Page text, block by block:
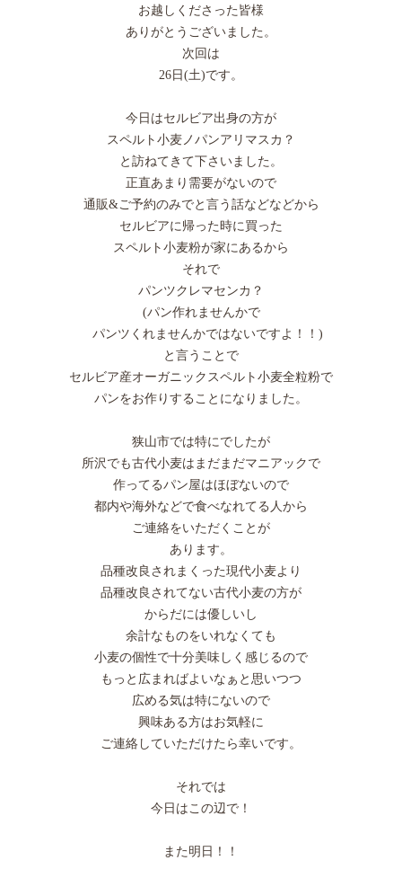
お越しくださった皆様
ありがとうございました。
次回は
26日(土)です。
今日はセルビア出身の方が
スペルト小麦ノパンアリマスカ？
と訪ねてきて下さいました。
正直あまり需要がないので
通販&ご予約のみでと言う話などなどから
セルビアに帰った時に買った
スペルト小麦粉が家にあるから
それで
パンツクレマセンカ？
(パン作れませんかで
パンツくれませんかではないですよ！！)
と言うことで
セルビア産オーガニックスペルト小麦全粒粉で
パンをお作りすることになりました。
狭山市では特にでしたが
所沢でも古代小麦はまだまだマニアックで
作ってるパン屋はほぼないので
都内や海外などで食べなれてる人から
ご連絡をいただくことが
あります。
品種改良されまくった現代小麦より
品種改良されてない古代小麦の方が
からだには優しいし
余計なものをいれなくても
小麦の個性で十分美味しく感じるので
もっと広まればよいなぁと思いつつ
広める気は特にないので
興味ある方はお気軽に
ご連絡していただけたら幸いです。
それでは
今日はこの辺で！
また明日！！